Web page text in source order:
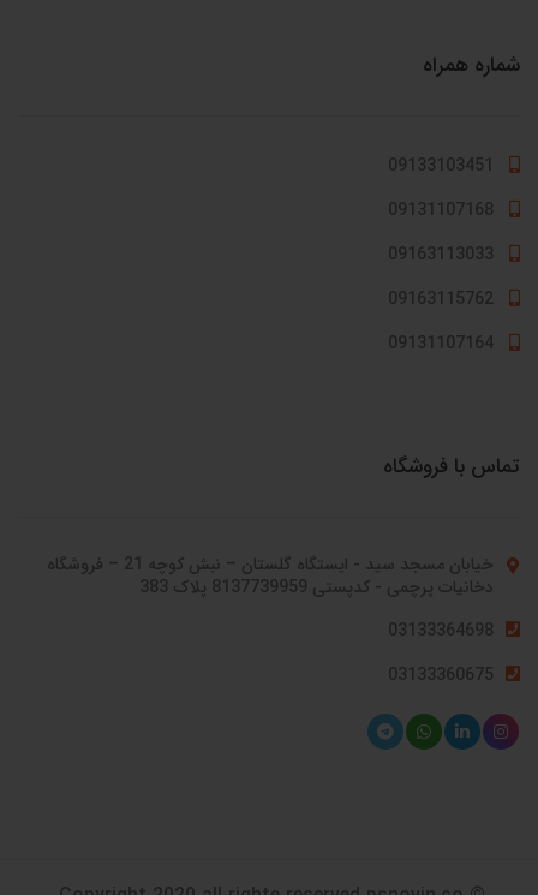
شماره همراه
09133103451
09131107168
09163113033
09163115762
09131107164
تماس با فروشگاه
خیابان مسجد سید - ایستگاه گلستان – نبش کوچه 21 – فروشگاه
دخانیات پرچمی - کدپستی 8137739959 پلاک 383
03133364698
03133360675